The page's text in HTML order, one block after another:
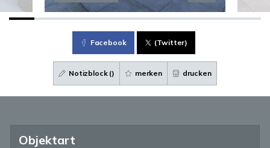
Facebook (Twitter)
Notizblock () merken drucken
Objektart